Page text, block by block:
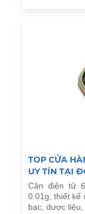
TOP CỬA
UY TÍN TẠI
Cân điện tử
0.01g, thiết kế
bạc, dược